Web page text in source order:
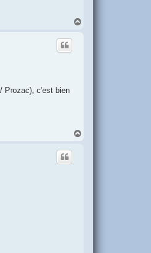
Prozac), c'est bien